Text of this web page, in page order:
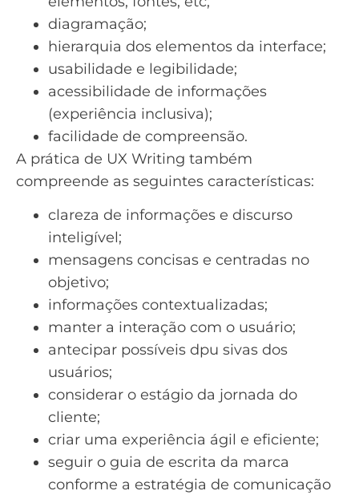
diagramação;
hierarquia dos elementos da interface;
usabilidade e legibilidade;
acessibilidade de informações
(experiência inclusiva);
facilidade de compreensão.
A prática de UX Writing também
compreende as seguintes características:
clareza de informações e discurso
inteligível;
mensagens concisas e centradas no
objetivo;
informações contextualizadas;
manter a interação com o usuário;
antecipar possíveis dpu sivas dos
usuários;
considerar o estágio da jornada do
cliente;
criar uma experiência ágil e eficiente;
seguir o guia de escrita da marca
conforme a estratégia de comunicação